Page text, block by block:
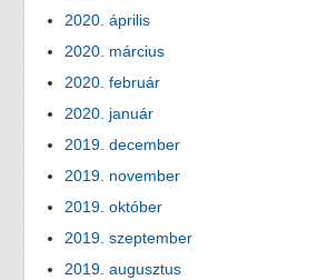
2020. április
2020. március
2020. február
2020. január
2019. december
2019. november
2019. október
2019. szeptember
2019. augusztus